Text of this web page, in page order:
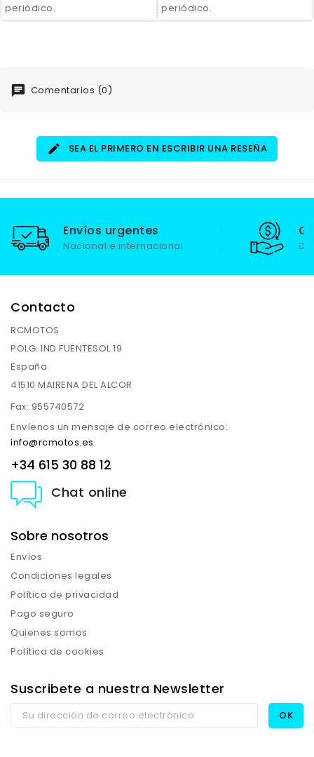
periódico.
periódico.
Comentarios (0)
SEA EL PRIMERO EN ESCRIBIR UNA RESEÑA
Envíos urgentes
Nacional e internacional
Contacto
RCMOTOS
POLG. IND FUENTESOL 19
España
41510 MAIRENA DEL ALCOR
Fax: 955740572
Envíenos un mensaje de correo electrónico:
info@rcmotos.es
+34 615 30 88 12
Chat online
Sobre nosotros
Envíos
Condiciones legales
Política de privacidad
Pago seguro
Quienes somos
Política de cookies
Suscribete a nuestra Newsletter